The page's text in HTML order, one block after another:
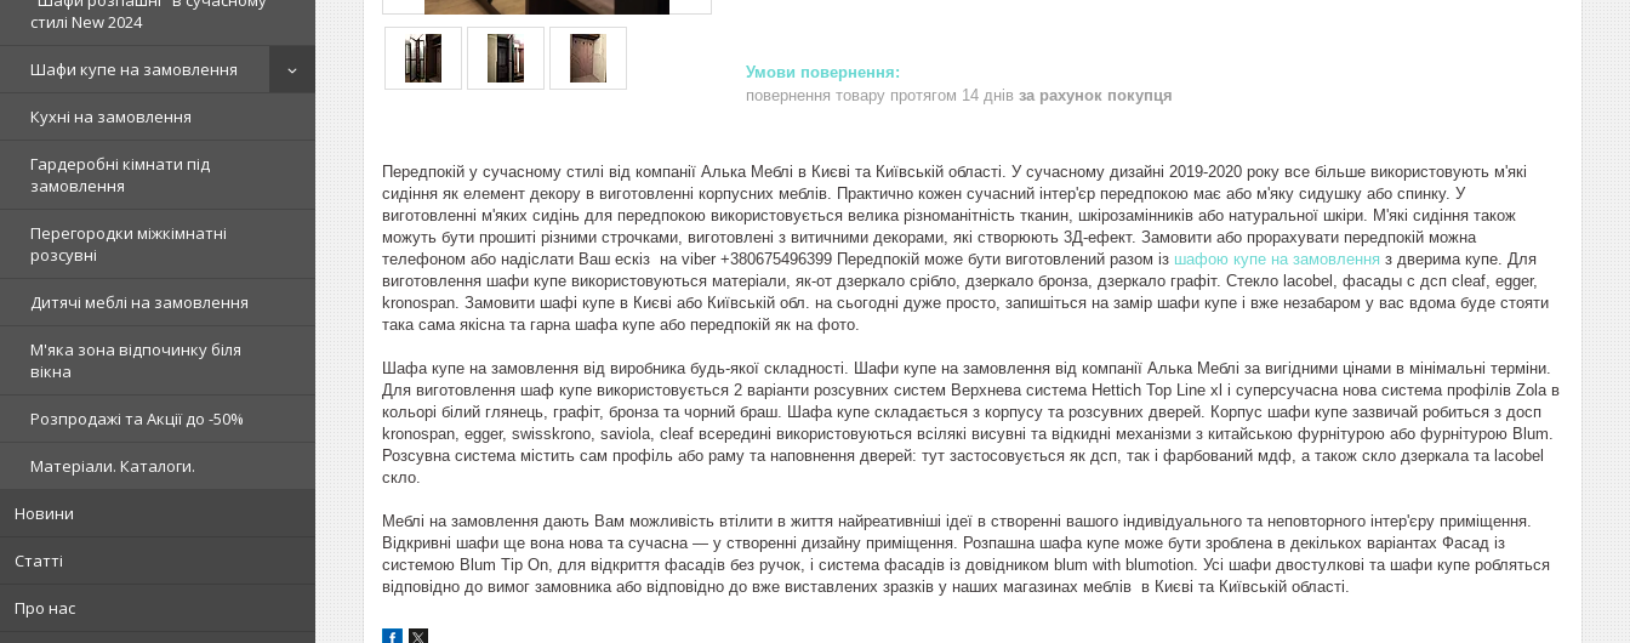
стилі New 2024
Шафи купе на замовлення
Кухні на замовлення
Гардеробні кімнати під
замовлення
Перегородки міжкімнатні
розсувні
Дитячі меблі на замовлення
М'яка зона відпочинку біля
вікна
Розпродажі та Акції до -50%
Матеріали. Каталоги.
Новини
Статті
Про нас
повернення товару протягом 14 днів за рахунок покупця
Передпокій у сучасному стилі від компанії Алька Меблі в Києві та Київській області. У сучасному дизайні 2019-2020 року все більше використовують м'які
сидіння як елемент декору в виготовленні корпусних меблів. Практично кожен сучасний інтер'єр передпокою має або м'яку сидушку або спинку. У
виготовленні м'яких сидінь для передпокою використовується велика різноманітність тканин, шкірозамінників або натуральної шкіри. М'які сидіння також
можуть бути прошиті різними строчками, виготовлені з витичними декорами, які створюють 3Д-ефект. Замовити або прорахувати передпокій можна
телефоном або надіслати Ваш ескіз на viber +380675496399 Передпокій може бути виготовлений разом із шафою купе на замовлення з дверима купе. Для
виготовлення шафи купе використовуються матеріали, як-от дзеркало срібло, дзеркало бронза, дзеркало графіт. Стекло lacobel, фасады с дсп cleaf, egger,
kronospan. Замовити шафі купе в Києві або Київській обл. на сьогодні дуже просто, запишіться на замір шафи купе і вже незабаром у вас вдома буде стояти
така сама якісна та гарна шафа купе або передпокій як на фото.
Шафа купе на замовлення від виробника будь-якої складності. Шафи купе на замовлення від компанії Алька Меблі за вигідними цінами в мінімальні терміни.
Для виготовлення шаф купе використовується 2 варіанти розсувних систем Верхнева система Hettich Top Line xl і суперсучасна нова система профілів Zola в
кольорі білий глянець, графіт, бронза та чорний браш. Шафа купе складається з корпусу та розсувних дверей. Корпус шафи купе зазвичай робиться з досп
kronospan, egger, swisskrono, saviola, cleaf всередині використовуються всілякі висувні та відкидні механізми з китайською фурнітурою або фурнітурою Blum.
Розсувна система містить сам профіль або раму та наповнення дверей: тут застосовується як дсп, так і фарбований мдф, а також скло дзеркала та lacobel
скло.
Меблі на замовлення дають Вам можливість втілити в життя найреативніші ідеї в створенні вашого індивідуального та неповторного інтер'єру приміщення.
Відкривні шафи ще вона нова та сучасна — у створенні дизайну приміщення. Розпашна шафа купе може бути зроблена в декількох варіантах Фасад із
системою Blum Tip On, для відкриття фасадів без ручок, і система фасадів із довідником blum with blumotion. Усі шафи двостулкові та шафи купе робляться
відповідно до вимог замовника або відповідно до вже виставлених зразків у наших магазинах меблів в Києві та Київській області.